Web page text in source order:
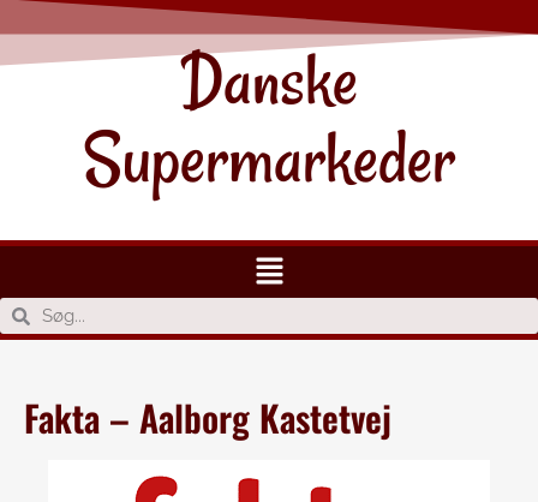
Danske
Supermarkeder
Fakta – Aalborg Kastetvej